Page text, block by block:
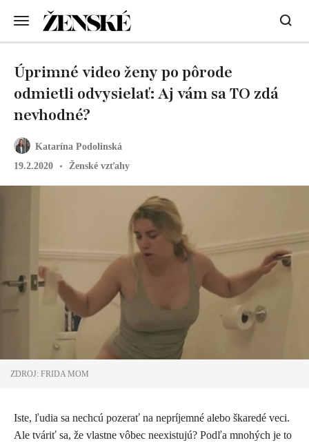
Katarína Podolinská
19.2.2020
Ženské vzťahy
Úprimné video ženy po pôrode
odmietli odvysielať: Aj vám sa TO zdá
nevhodné?
ZDROJ: FRIDA MOM
Iste, ľudia sa nechcú pozerať na nepríjemné alebo škaredé veci.
Ale tváriť sa, že vlastne vôbec neexistujú? Podľa mnohých je to